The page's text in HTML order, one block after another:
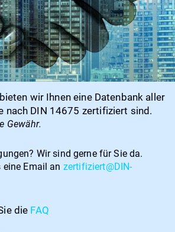
wir Ihnen eine Datenbank aller
nach DIN 14675 zertifiziert sind.
Gewähr.
Wir sind gerne für Sie da.
eine Email an zertifiziert@DIN-
die FAQ